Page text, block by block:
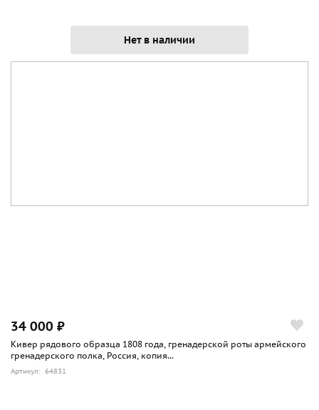
Нет в наличии
34 000 ₽
Кивер рядового образца 1808 года, гренадерской роты армейского
гренадерского полка, Россия, копия...
Артикул: 64831